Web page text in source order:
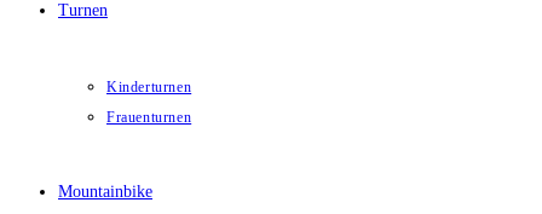
Turnen
Kinderturnen
Frauenturnen
Mountainbike